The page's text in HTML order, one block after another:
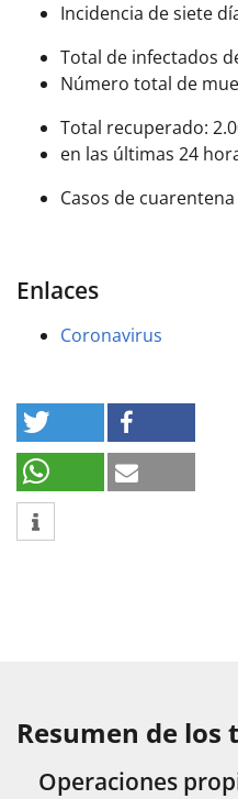
Incidencia de siete
Total de infectados
Número total de
Total recuperado:
en las últimas 24
Casos de
Enlaces
Coronavirus
Resumen de los
Operaciones